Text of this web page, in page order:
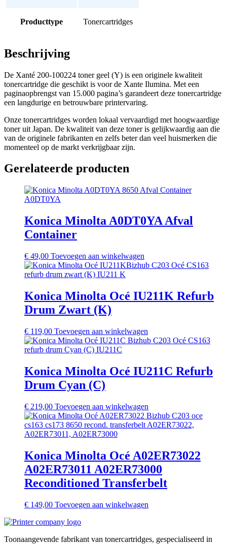
Producttype Tonercartridges
Beschrijving
De Xanté 200-100224 toner geel (Y) is een originele kwaliteit
tonercartridge die geschikt is voor de Xante Ilumina. Met een
paginaopbrengst van 15.000 pagina’s garandeert deze tonercartridge
een langdurige en betrouwbare printervaring.
Onze tonercartridges worden lokaal vervaardigd met hoogwaardige
toner uit Japan. De kwaliteit van deze toner is gelijkwaardig aan die
van de originele fabrikanten en zelfs beter dan veel huismerken die
momenteel op de markt verkrijgbaar zijn.
Gerelateerde producten
Konica Minolta A0DT0YA Afval
Container
€ 49,00 Toevoegen aan winkelwagen
Konica Minolta Océ IU211K Refurb
Drum Zwart (K)
€ 119,00 Toevoegen aan winkelwagen
Konica Minolta Océ IU211C Refurb
Drum Cyan (C)
€ 219,00 Toevoegen aan winkelwagen
Konica Minolta Océ A02ER73022
A02ER73011 A02ER73000
Reconditioned Transferbelt
€ 149,00 Toevoegen aan winkelwagen
Toonaangevende fabrikant van tonercartridges, gespecialiseerd in